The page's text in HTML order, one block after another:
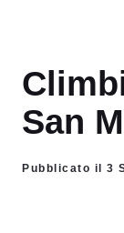
San
Pubblicato il 3